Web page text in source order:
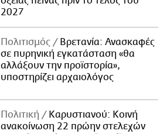
2027
Πολιτισμός
Βρετανία: Ανασκαφές
σε πυρηνική εγκατάσταση «θα
αλλάξουν την προϊστορία»,
υποστηρίζει αρχαιολόγος
Πολιτική
Καρυστιανού: Κοινή
ανακοίνωση 22 πρώην στελεχών